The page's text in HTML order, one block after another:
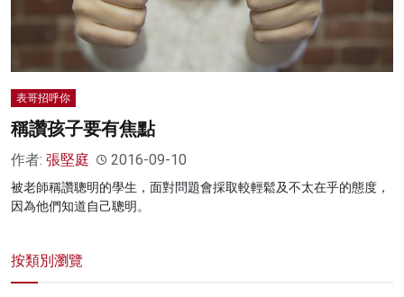
表哥招呼你
稱讚孩子要有焦點
作者: 張堅庭 2016-09-10
被老師稱讚聰明的學生，面對問題會採取較輕鬆及不太在乎的態度，
因為他們知道自己聰明。
按類別瀏覽